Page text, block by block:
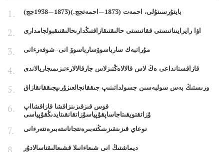
بايتۇرسىنۇلى، احمەت (1873—احمەتجج.)(1873—1938جج)
اۋا رايرايىناتىستى ققاتىستى حالىقتىقازاقتىڭدارىحالىقتىقبولجامدارى
مۇراتبەك سارباسوۆسارباسوۆ انى–شوفەرءانى
قازاقستانداعى ەڭ لاس قالالاەڭتىزلاس جارقالالارءتىزىمىجاريالاندى
ورىستىڭ بەس سولبەسىن جسولداتىنىپ جىققانجالعىزۇرىپجىققانقازاق
قوس قىزقىزىنزاقشا قازاقشااپ
ۇزاتقتويقىتاجاساپقۇپياسۇزاتقانقىتايدىڭقۇپياسى
نوعاي قىزىنقىزىنىڭتەبىرەنتجانانىتەبىرەنتەرءانى
ديماشتىڭ انى شىعاءانىلا قشىعالىقتاسالادۇر